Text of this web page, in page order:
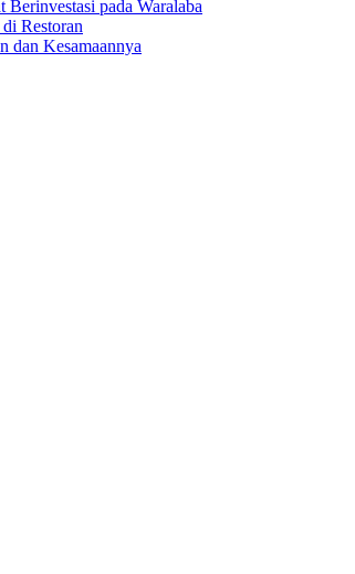
pada Waralaba
Restoran
dan Kesamaannya